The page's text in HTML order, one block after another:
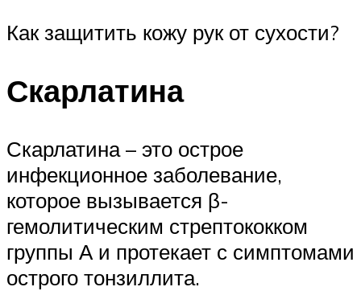
Как защитить кожу рук от сухости?
Скарлатина
Скарлатина – это острое
инфекционное заболевание,
которое вызывается β-
гемолитическим стрептококком
группы А и протекает с симптомами
острого тонзиллита.